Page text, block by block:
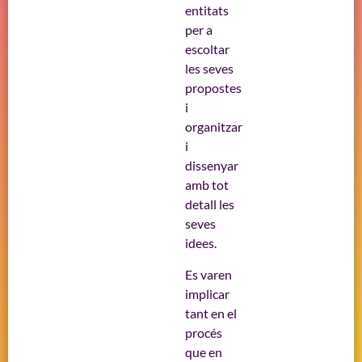
entitats
per a
escoltar
les seves
propostes
i
organitzar
i
dissenyar
amb tot
detall les
seves
idees.
Es varen
implicar
tant en el
procés
que en